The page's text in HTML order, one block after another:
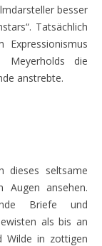
besser
Tatsächlich
Meyerholds die
anstrebte.
dieses seltsame
Augen ansehen.
Briefe und
als bis an
Wilde in zottigen